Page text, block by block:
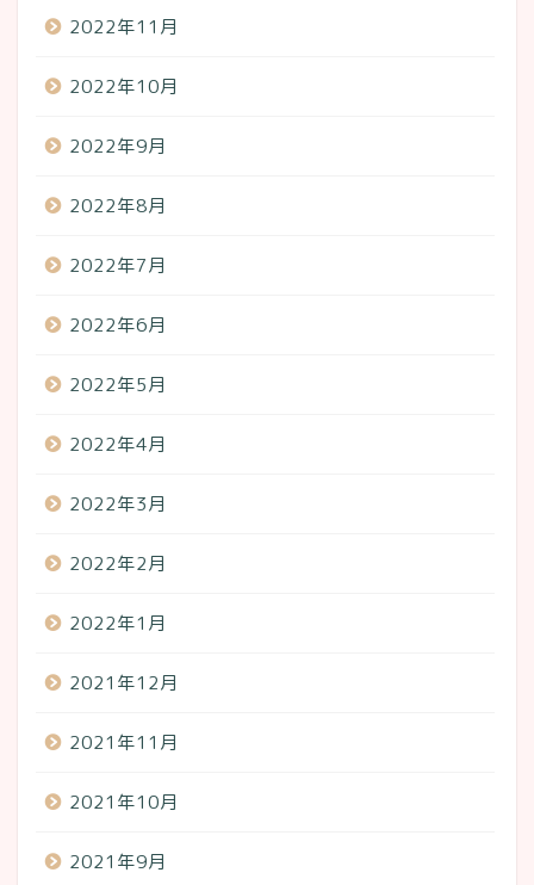
2022年11月
2022年10月
2022年9月
2022年8月
2022年7月
2022年6月
2022年5月
2022年4月
2022年3月
2022年2月
2022年1月
2021年12月
2021年11月
2021年10月
2021年9月